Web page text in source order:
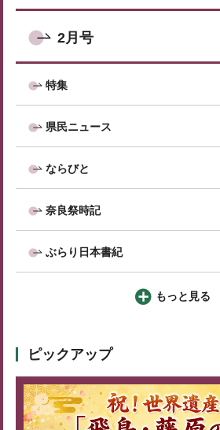
2月号
特集
県民ニュース
ならびと
奈良祭時記
ぶらり日本書紀
もっと見る
ピックアップ